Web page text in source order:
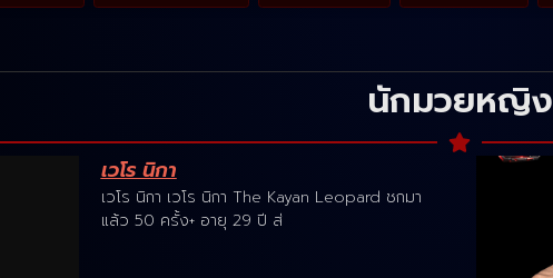
นักมวยหญิง
เวโร นิกา
เวโร นิกา เวโร นิกา The Kayan Leopard ชกมา
แล้ว 50 ครั้ง+ อายุ 29 ปี ส่